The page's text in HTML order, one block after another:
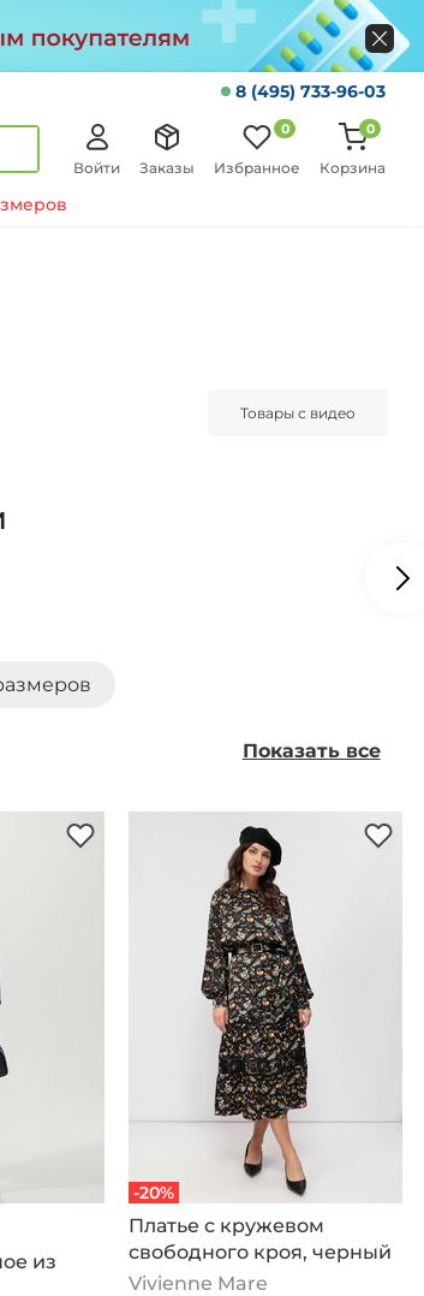
8 (495) 733-96-03
Войти Заказы Избранное
0
Корзина
0
Товары с видео
Платье-рубашка
руб
Показать все
из
-20%
Платье с кружевом
свободного кроя, черный
Vivienne Mare